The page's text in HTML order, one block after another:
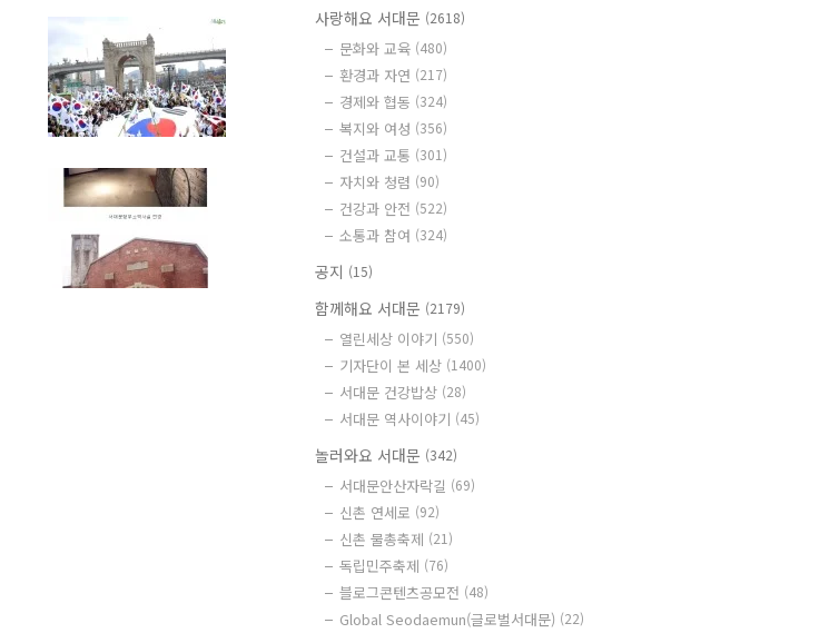
사랑해요 서대문 (2618)
문화와 교육 (480)
환경과 자연 (217)
경제와 협동 (324)
복지와 여성 (356)
건설과 교통 (301)
자치와 청렴 (90)
건강과 안전 (522)
소통과 참여 (324)
공지 (15)
함께해요 서대문 (2179)
열린세상 이야기 (550)
기자단이 본 세상 (1400)
서대문 건강밥상 (28)
서대문 역사이야기 (45)
놀러와요 서대문 (342)
서대문안산자락길 (69)
신촌 연세로 (92)
신촌 물총축제 (21)
독립민주축제 (76)
블로그콘텐츠공모전 (48)
Global Seodaemun(글로벌서대문) (22)